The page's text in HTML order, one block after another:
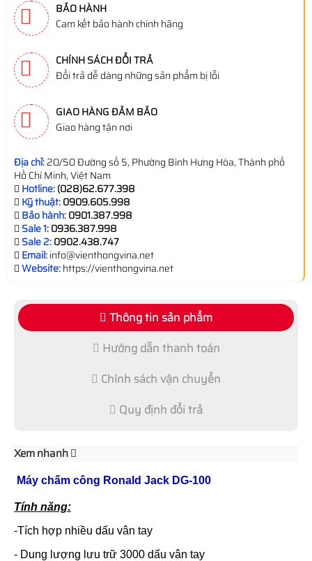
BẢO HÀNH
Cam kết bảo hành chính hãng
CHÍNH SÁCH ĐỔI TRẢ
Đổi trả dễ dàng những sản phẩm bị lỗi
GIAO HÀNG ĐẢM BẢO
Giao hàng tận nơi
Địa chỉ:20/50 Đường số 5, Phường Bình Hưng Hòa, Thành phố
Hồ Chí Minh, Việt Nam
Hotline:(028)62.677.398
Kỹ thuật:0909.605.998
Bảo hành:0901.387.998
Sale 1:0936.387.998
Sale 2:0902.438.747
Email:info@vienthongvina.net
Website:https://vienthongvina.net
Thông tin sản phẩm
Hướng dẫn thanh toán
Chính sách vận chuyển
Quy định đổi trả
Xem nhanh
Máy chấm công Ronald Jack DG-100
Tính năng:
-Tích hợp nhiều dấu vân tay
- Dung lượng lưu trữ 3000 dấu vân tay